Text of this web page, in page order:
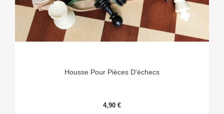
Housse Pour Pièces D'échecs
4,90 €